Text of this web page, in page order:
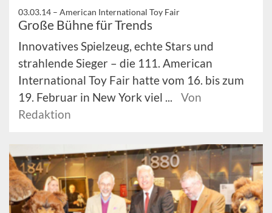
03.03.14 – American International Toy Fair
Große Bühne für Trends
Innovatives Spielzeug, echte Stars und
strahlende Sieger – die 111. American
International Toy Fair hatte vom 16. bis zum
19. Februar in New York viel ...
Von
Redaktion